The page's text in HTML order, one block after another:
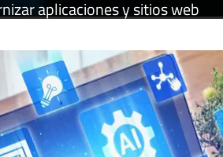
aplicaciones y sitios web